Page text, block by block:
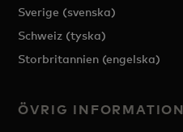
Sverige (svenska)
Schweiz (tyska)
Storbritannien (engelska)
ÖVRIG INFORMATION